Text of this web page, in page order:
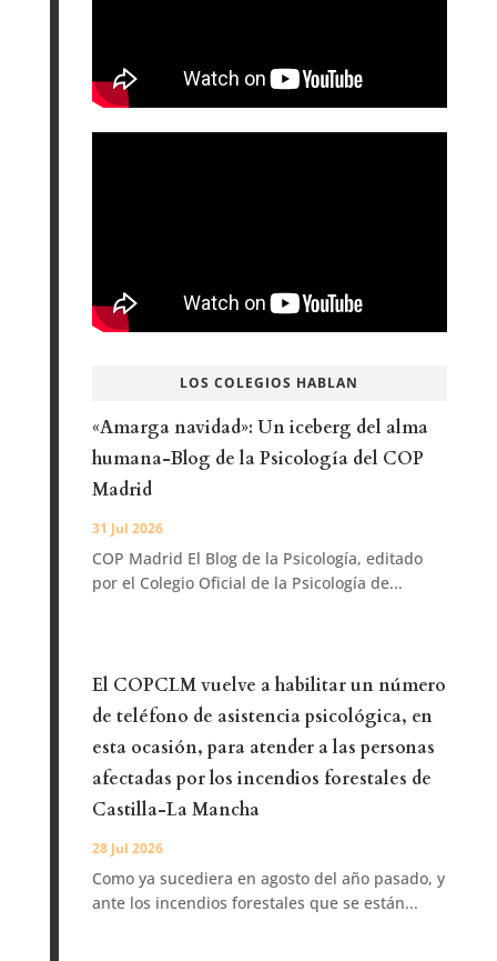
LOS COLEGIOS HABLAN
«Amarga navidad»: Un iceberg del alma
humana-Blog de la Psicología del COP
Madrid
31 Jul 2026
COP Madrid El Blog de la Psicología, editado
por el Colegio Oficial de la Psicología de...
El COPCLM vuelve a habilitar un número
de teléfono de asistencia psicológica, en
esta ocasión, para atender a las personas
afectadas por los incendios forestales de
Castilla-La Mancha
28 Jul 2026
Como ya sucediera en agosto del año pasado, y
ante los incendios forestales que se están...